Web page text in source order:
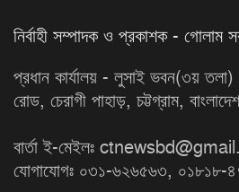
নির্বাহী সম্পাদক ও প্রকাশক - গোলাম
প্রধান কার্যালয় - লুসাই ভবন(৩য়
রোড, চেরাগী পাহাড়, চট্টগ্রাম,
বার্তা ই-মেইলঃ
যোগাযোগঃ ০৩১-৬২৬৫৬৩, ০১৮১৮-